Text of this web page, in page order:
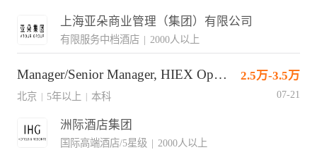
上海亚朵商业管理（集团）有限公司
有限服务中档酒店 | 2000人以上
Manager/Senior Manager, HIEX Operations(J15616) 2.5万-3.5万
北京 5年以上 本科 07-21
洲际酒店集团
国际高端酒店/5星级 | 2000人以上